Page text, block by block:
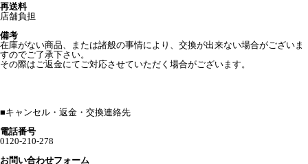
再送料
店舗負担
備考
在庫がない商品、または諸般の事情により、交換が出来ない場合がございま
すのでご了承下さい。
その際はご返金にてご対応させていただく場合がございます。
■キャンセル・返金・交換連絡先
電話番号
0120-210-278
お問い合わせフォーム